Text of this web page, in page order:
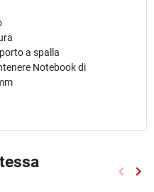
a spalla
Notebook di
keyboard_arrow_left keyboard_arrow_right